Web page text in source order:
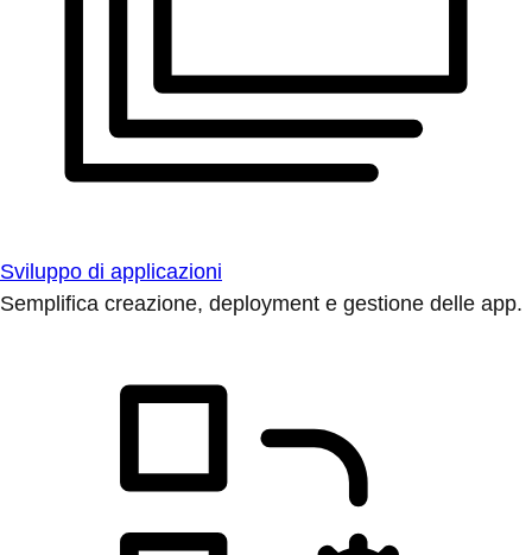
Sviluppo di applicazioni
Semplifica creazione, deployment e gestione delle app.